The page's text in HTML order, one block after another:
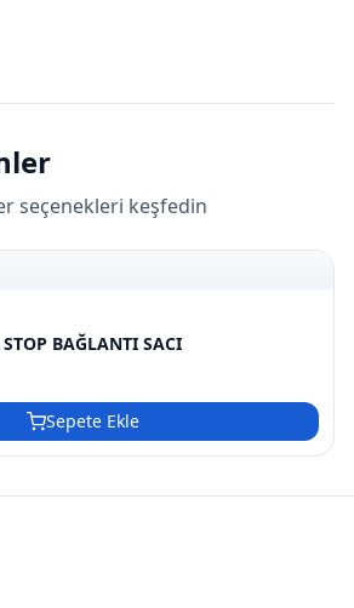
seçenekleri keşfedin
BAĞLANTI SACI
Sepete Ekle